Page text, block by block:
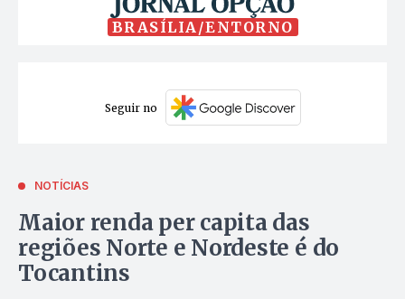
BRASÍLIA/ENTORNO
Seguir no
NOTÍCIAS
Maior renda per capita das
regiões Norte e Nordeste é do
Tocantins